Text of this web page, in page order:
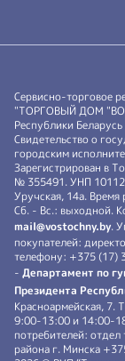
Сервисно-торговое
"ТОРГОВЫЙ ДОМ
Республики
Свидетельство о
городским
Зарегистрирован в
№ 355491. УНП
Уручская, 14а.
Сб. - Вс.: выходной.
mail@vostochny.by.
покупателей:
телефону: +375 (17)
- Департамент по
Президента
Красноармейская,
9:00-13:00 и 14:00-
потребителей:
района г. Минска